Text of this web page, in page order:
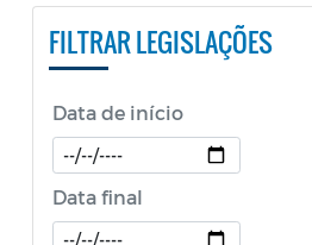
Constituição
Decretos
Decretos Sobre o
FILTRAR LEGISLAÇÕES
Data de início
Data final